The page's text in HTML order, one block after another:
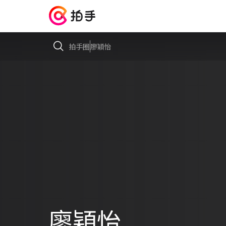
拍手圈廖穎怡